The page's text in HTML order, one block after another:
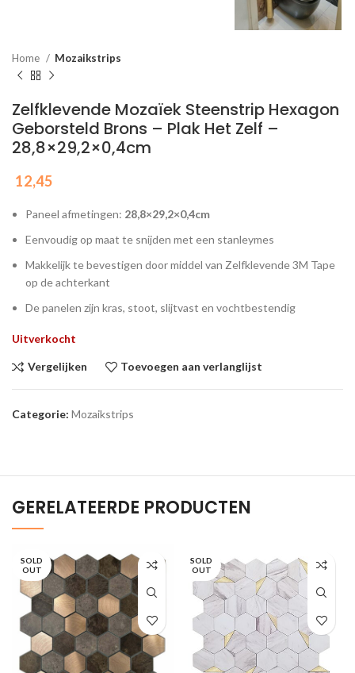
Home Mozaikstrips
Zelfklevende Mozaïek Steenstrip Hexagon
Geborsteld Brons – Plak Het Zelf –
28,8×29,2×0,4cm
12,45
Paneel afmetingen: 28,8×29,2×0,4cm
Eenvoudig op maat te snijden met een stanleymes
Makkelijk te bevestigen door middel van Zelfklevende 3M Tape
op de achterkant
De panelen zijn kras, stoot, slijtvast en vochtbestendig
Uitverkocht
Vergelijken Toevoegen aan verlanglijst
Categorie: Mozaikstrips
GERELATEERDE PRODUCTEN
SOLD
OUT
SOLD
OUT